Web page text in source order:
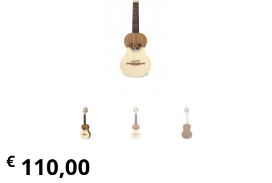
€ 110,00